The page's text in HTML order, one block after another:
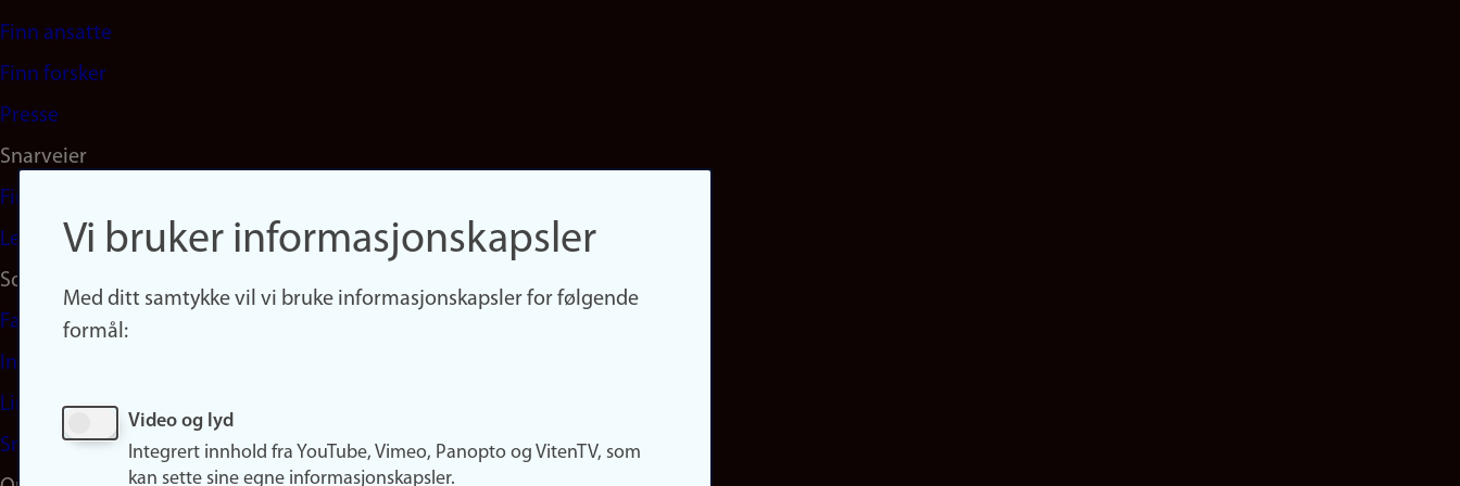
navigation
(no)
Finn ansatte
Finn forsker
Presse
Snarveier
Finn studier
Ledige stillinger
Sosiale medier
Facebook
Instagram
LinkedIn
Snapchat
Vi bruker informasjonskapsler
Med ditt samtykke vil vi bruke informasjonskapsler for følgende
formål:
Video og lyd
Integrert innhold fra YouTube, Vimeo, Panopto og VitenTV, som
kan sette sine egne informasjonskapsler.